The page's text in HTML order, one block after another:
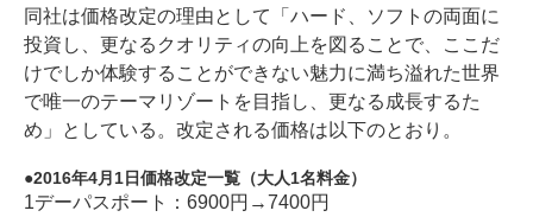
同社は価格改定の理由として「ハード、ソフトの両面に
投資し、更なるクオリティの向上を図ることで、ここだ
けでしか体験することができない魅力に満ち溢れた世界
で唯一のテーマリゾートを目指し、更なる成長するた
め」としている。改定される価格は以下のとおり。
2016年4月1日価格改定一覧（大人1名料金）
1デーパスポート：6900円→7400円